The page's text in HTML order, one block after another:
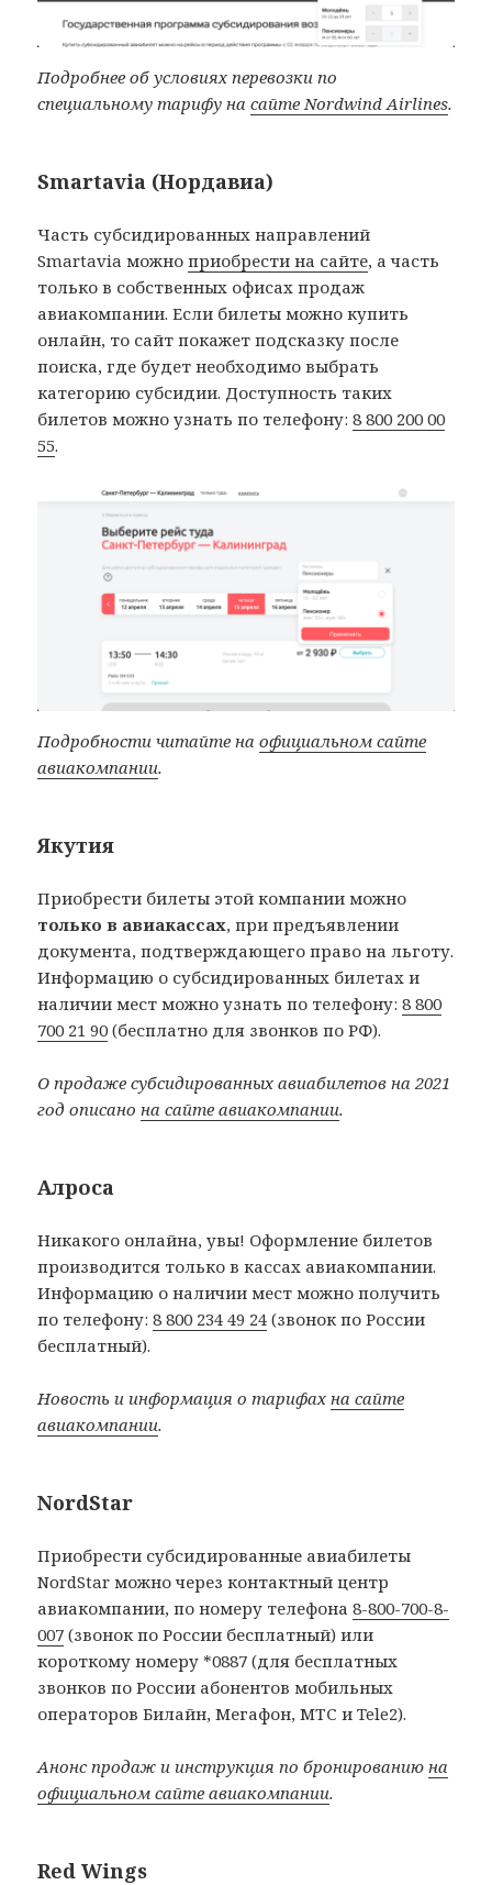
Подробнее об условиях перевозки по
специальному тарифу насайте Nordwind Airlines.
Smartavia (Нордавиа)
Часть субсидированных направлений
Smartavia можноприобрести на сайте, а часть
только в собственных офисах продаж
авиакомпании. Если билеты можно купить
онлайн, то сайт покажет подсказку после
поиска, где будет необходимо выбрать
категорию субсидии. Доступность таких
билетов можно узнать по телефону:8 800 200 00
55.
Подробности читайте наофициальном сайте
авиакомпании.
Якутия
Приобрести билеты этой компании можно
только в авиакассах, при предъявлении
документа, подтверждающего право на льготу.
Информацию о субсидированных билетах и
наличии мест можно узнать по телефону:8 800
700 21 90 (бесплатно для звонков по РФ).
О продаже субсидированных авиабилетов на 2021
год описано на сайте авиакомпании.
Алроса
Никакого онлайна, увы! Оформление билетов
производится только в кассах авиакомпании.
Информацию о наличии мест можно получить
по телефону:8 800 234 49 24 (звонок по России
бесплатный).
Новость и информация о тарифах на сайте
авиакомпании.
NordStar
Приобрести субсидированные авиабилеты
NordStar можно через контактный центр
авиакомпании, по номеру телефона8-800-700-8-
007 (звонок по России бесплатный) или
короткому номеру *0887 (для бесплатных
звонков по России абонентов мобильных
операторов Билайн, Мегафон, МТС и Tele2).
Анонс продаж и инструкция по бронированию на
официальном сайте авиакомпании.
Red Wings